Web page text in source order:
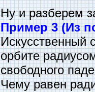
Ну и разберем
Пример 3 (Из
Искусственный
орбите
свободного
Чему равен